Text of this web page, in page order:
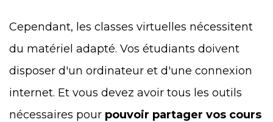
Cependant, les classes virtuelles nécessitent
du matériel adapté. Vos étudiants doivent
disposer d'un ordinateur et d'une connexion
internet. Et vous devez avoir tous les outils
nécessaires pour pouvoir partager vos cours